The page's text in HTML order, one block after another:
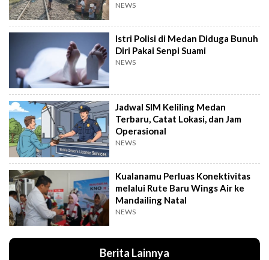
NEWS
Istri Polisi di Medan Diduga Bunuh
Diri Pakai Senpi Suami
NEWS
Jadwal SIM Keliling Medan
Terbaru, Catat Lokasi, dan Jam
Operasional
NEWS
Kualanamu Perluas Konektivitas
melalui Rute Baru Wings Air ke
Mandailing Natal
NEWS
Berita Lainnya